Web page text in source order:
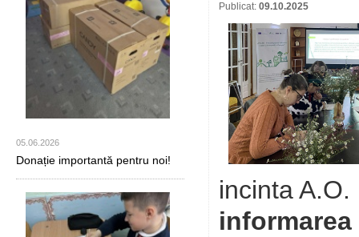
05.06.2026
Donație importantă pentru noi!
Publicat: 09.10.2025
incinta